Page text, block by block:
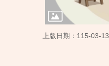
上版日期：115-03-13